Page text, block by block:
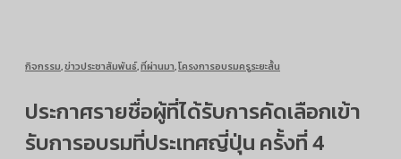
กิจกรรม,ข่าวประชาสัมพันธ์,ที่ผ่านมา,โครงการอบรมครูระยะสั้น
ประกาศรายชื่อผู้ที่ได้รับการคัดเลือกเข้า
รับการอบรมที่ประเทศญี่ปุ่น ครั้งที่ 4